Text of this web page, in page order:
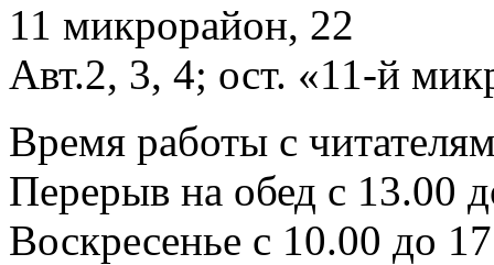
11 микрорайон, 22
Авт.2, 3, 4; ост. «11-й
Время работы с
Перерыв на обед с 13.00
Воскресенье с 10.00 до